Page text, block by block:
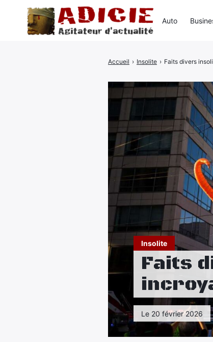
Insolite
Faits
Le 20 février 2026
Accueil › Insolite › Faits divers
Auto
Rechercher